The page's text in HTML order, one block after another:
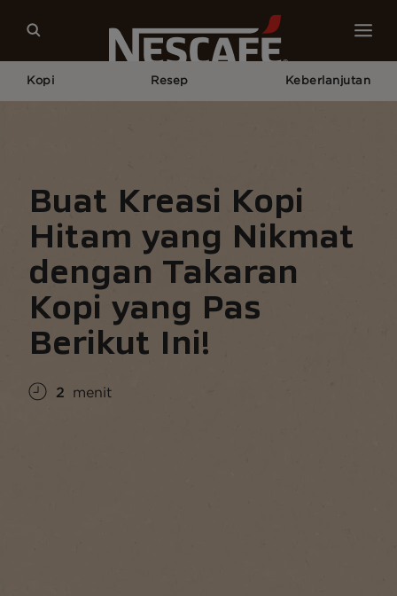
Kopi Resep Keberlanjutan
Buat Kreasi Kopi
Hitam yang Nikmat
dengan Takaran
Kopi yang Pas
Berikut Ini!
2 menit